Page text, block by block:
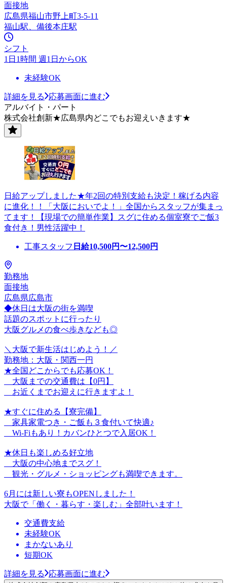
面接地
広島県福山市野上町3-5-11
福山駅、備後本庄駅
シフト
1日1時間 週1日からOK
未経験OK
詳細を見る
応募画面に進む
アルバイト・パート
株式会社創新★広島県内どこでもお迎えいきます★
日給アップしました★年2回の特別支給も決定！稼げる内容
に進化！！「大阪においでよ！」全国からスタッフが集まっ
てます！【現場での簡単作業】スグに住める個室寮でご飯3
食付き！男性活躍中！
工事スタッフ 日給10,500円〜12,500円
勤務地
面接地
広島県広島市
◆休日は大阪の街を満喫
話題のスポットに行ったり
大阪グルメの食べ歩きなども◎
＼大阪で新生活はじめよう！／
勤務地：大阪・関西一円
★全国どこからでも応募OK！
大阪までの交通費は【0円】
お近くまでお迎えに行きますよ！
★すぐに住める【寮完備】
家具家電つき・ご飯も３食付いて快適♪
Wi-Fiもあり！カバンひとつで入居OK！
★休日も楽しめる好立地
大阪の中心地までスグ！
観光・グルメ・ショッピングも満喫できます。
6月には新しい寮もOPENしました！
大阪で「働く・暮らす・楽しむ」全部叶います！
交通費支給
未経験OK
まかないあり
短期OK
詳細を見る 応募画面に進む